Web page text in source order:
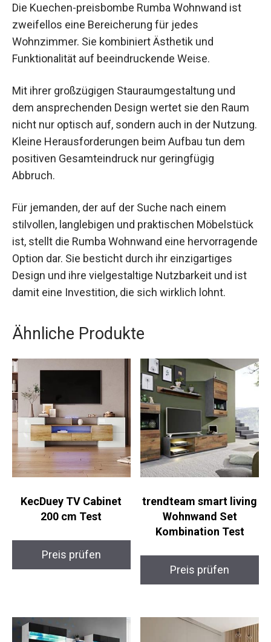
Die Kuechen-preisbombe Rumba Wohnwand ist
zweifellos eine Bereicherung für jedes
Wohnzimmer. Sie kombiniert Ästhetik und
Funktionalität auf beeindruckende Weise.
Mit ihrer großzügigen Stauraumgestaltung und
dem ansprechenden Design wertet sie den Raum
nicht nur optisch auf, sondern auch in der Nutzung.
Kleine Herausforderungen beim Aufbau tun dem
positiven Gesamteindruck nur geringfügig
Abbruch.
Für jemanden, der auf der Suche nach einem
stilvollen, langlebigen und praktischen Möbelstück
ist, stellt die Rumba Wohnwand eine hervorragende
Option dar. Sie besticht durch ihr einzigartiges
Design und ihre vielgestaltige Nutzbarkeit und ist
damit eine Investition, die sich wirklich lohnt.
Ähnliche Produkte
KecDuey TV Cabinet
200 cm Test
Preis prüfen
trendteam smart living
Wohnwand Set
Kombination Test
Preis prüfen